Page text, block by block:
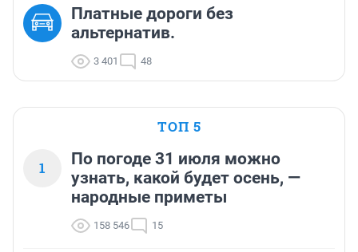
Платные дороги без
альтернатив.
3 401 48
ТОП 5
1
По погоде 31 июля можно
узнать, какой будет осень, —
народные приметы
158 546 15